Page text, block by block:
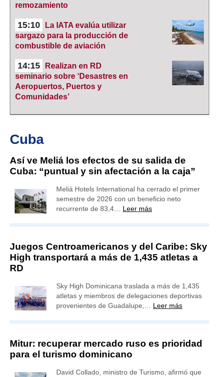
remozamiento
15:10
La IATA evalúa utilizar
sargazo para la producción de
combustible de aviación
14:15
Realizan en RD
seminario sobre ‘Desastres en
Aeropuertos, Puertos y
Comunidades’
Cuba
Así ve Meliá los efectos de su salida de
Cuba: “puntual y sin afectación a la caja”
Meliá Hotels International ha cerrado el primer
semestre de 2026 con un beneficio neto
recurrente de 83,4… Leer más
Juegos Centroamericanos y del Caribe: Sky
High transportará a más de 1,435 atletas a
RD
Sky High Dominicana traslada a más de 1,435
atletas y miembros de delegaciones deportivas
provenientes de Guadalupe,… Leer más
Mitur: recuperar mercado ruso es prioridad
para el turismo dominicano
David Collado, ministro de Turismo, afirmó que